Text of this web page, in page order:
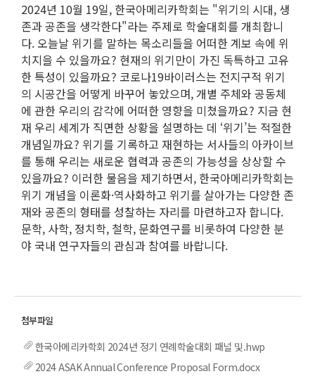
2024년 10월 19일, 한국아메리카학회는 "위기의 시대, 생
존과 공존을 생각한다"라는 주제로 학술대회를 개최합니
다. 오늘날 위기를 말하는 목소리들을 어떠한 계보 속에 위
치지을 수 있을까요? 현재의 위기만이 가진 독특하고 고유
한 특성이 있을까요? 코로나19바이러스는 전지구적 위기
의 시공간을 어떻게 바꾸어 놓았으며, 개별 주체와 공동체
에 관한 우리의 감각에 어떠한 영향을 미쳤을까요? 지금 현
재 우리 세계가 직면한 상황을 설명하는 데 ‘위기’는 적절한
개념일까요? 위기를 기록하고 재현하는 서사들의 아카이브
를 통해 우리는 새로운 협력과 공존의 가능성을 상상할 수
있을까요? 이러한 물음을 제기하면서, 한국아메리카학회는
위기 개념을 이론화·역사화하고 위기를 살아가는 다양한 존
재와 공존의 형태를 성찰하는 자리를 마련하고자 합니다.
문학, 사학, 정치학, 철학, 문화연구를 비롯하여 다양한 분
야 국내 연구자들의 관심과 참여를 바랍니다.
한국아메리카학회 2024년 정기 연례학술대회 패널 및.hwp
2024 ASAK Annual Conference Proposal Form.docx